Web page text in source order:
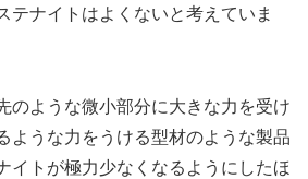
テナイトはよくないと考えていま
のような微小部分に大きな力を受け
ような力をうける型材のような製品
イトが極力少なくなるようにしたほ